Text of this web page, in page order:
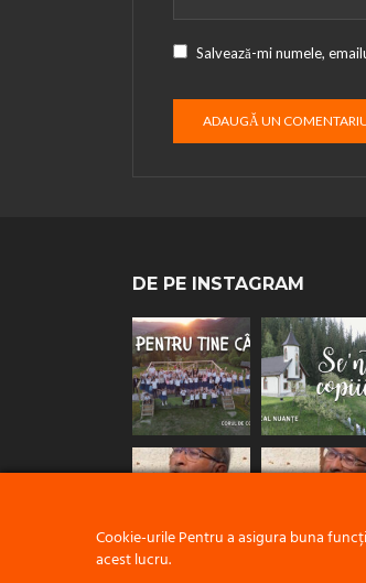
Salvează-mi numele,
DE PE INSTAGRAM
Cookie-urile Pentru a asigura buna
acest lucru.